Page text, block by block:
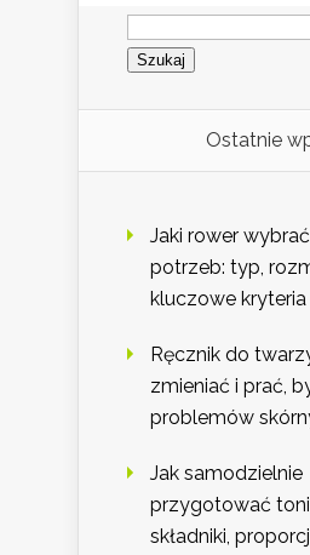
Szukaj:
Ostatnie
Jaki rower
potrzeb: typ,
kluczowe
Ręcznik do
zmieniać i prać,
problemów
Jak samodzielnie
przygotować
składniki,